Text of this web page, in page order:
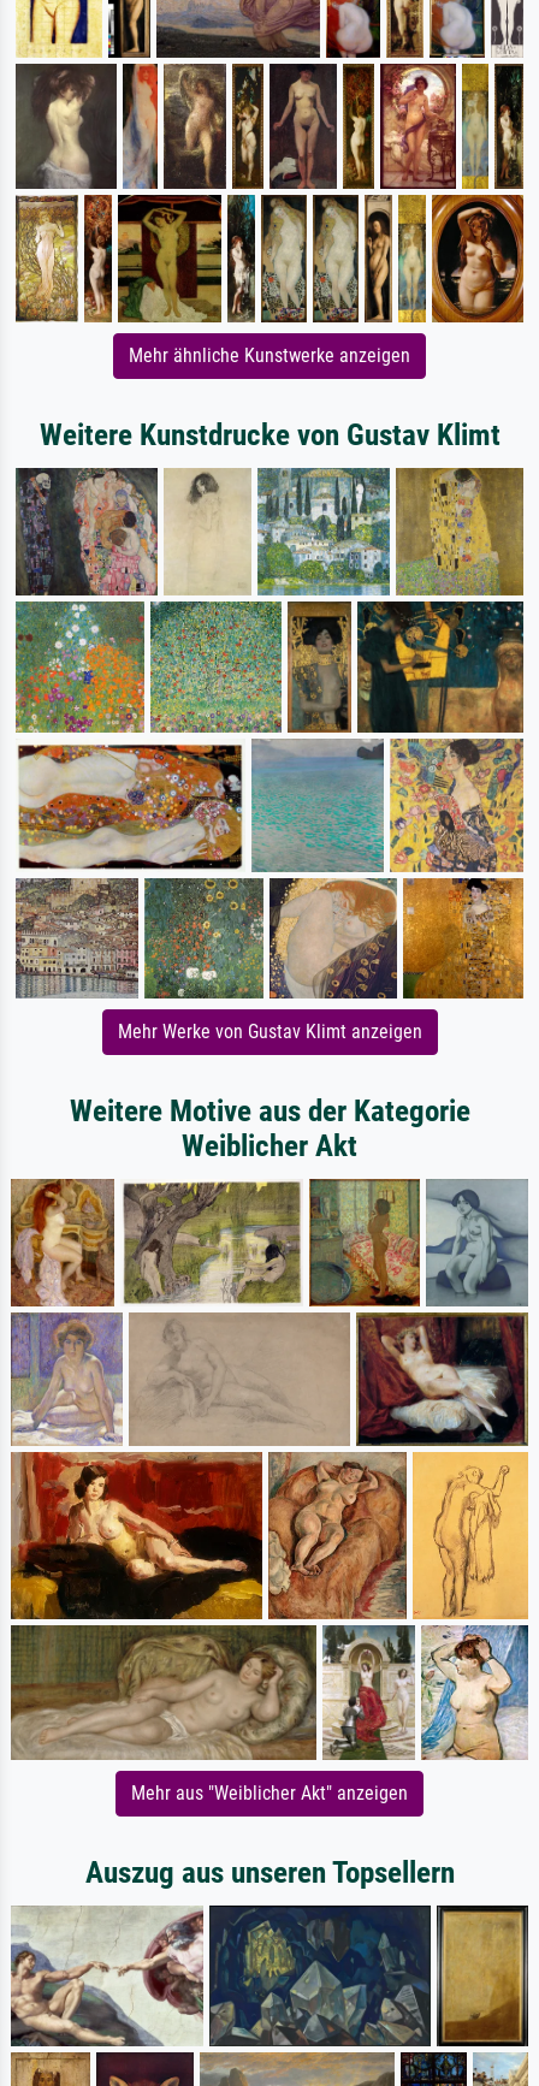
Mehr ähnliche Kunstwerke anzeigen
Weitere Kunstdrucke von Gustav Klimt
Mehr Werke von Gustav Klimt anzeigen
Weitere Motive aus der Kategorie
Weiblicher Akt
Mehr aus "Weiblicher Akt" anzeigen
Auszug aus unseren Topsellern